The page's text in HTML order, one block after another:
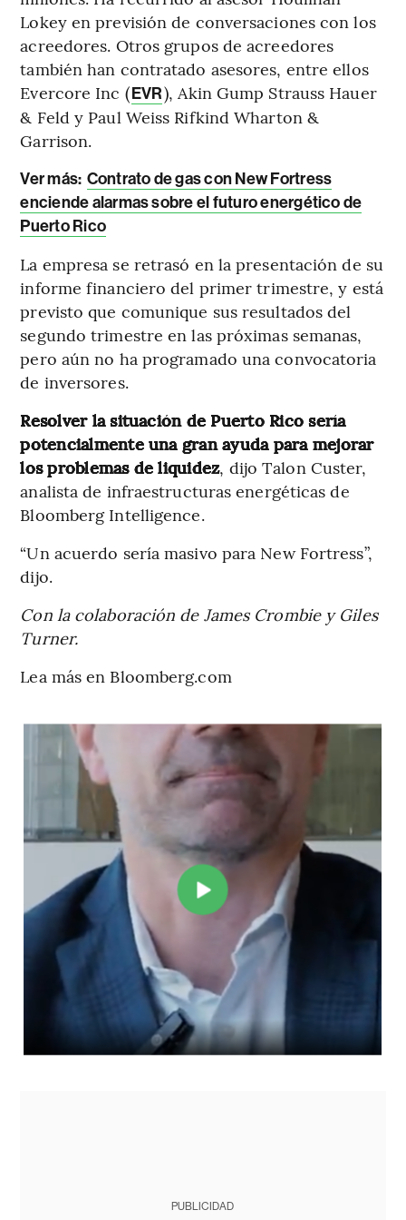
Lokey en previsión de conversaciones con los
acreedores. Otros grupos de acreedores
también han contratado asesores, entre ellos
Evercore Inc (EVR), Akin Gump Strauss Hauer
& Feld y Paul Weiss Rifkind Wharton &
Garrison.
Ver más: Contrato de gas con New Fortress
enciende alarmas sobre el futuro energético de
Puerto Rico
La empresa se retrasó en la presentación de su
informe financiero del primer trimestre, y está
previsto que comunique sus resultados del
segundo trimestre en las próximas semanas,
pero aún no ha programado una convocatoria
de inversores.
Resolver la situación de Puerto Rico sería
potencialmente una gran ayuda para mejorar
los problemas de liquidez, dijo Talon Custer,
analista de infraestructuras energéticas de
Bloomberg Intelligence.
“Un acuerdo sería masivo para New Fortress”,
dijo.
Con la colaboración de James Crombie y Giles
Turner.
Lea más en Bloomberg.com
PUBLICIDAD